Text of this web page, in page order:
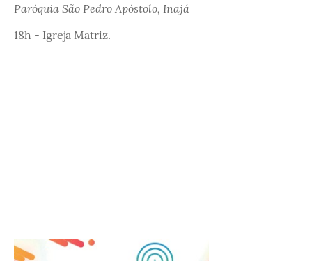
Paróquia São Pedro Apóstolo, Inajá
18h - Igreja Matriz.